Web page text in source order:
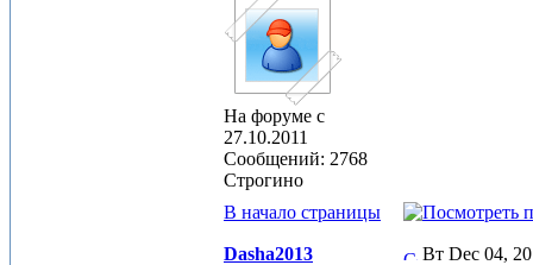
На форуме с
27.10.2011
Сообщений: 2768
Строгино
В начало страницы
Dasha2013 Вт Dec 04,